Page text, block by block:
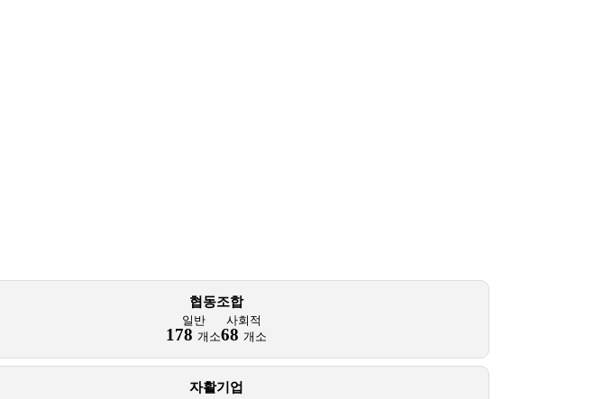
협동조합
일반
178 개소
사회적
68 개소
자활기업